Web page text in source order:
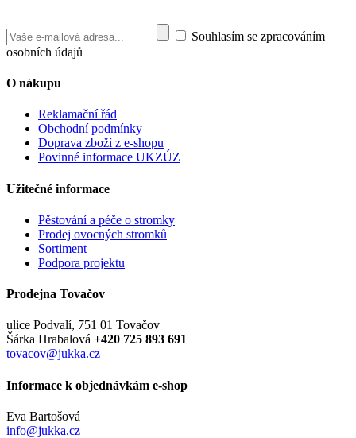
Souhlasím se zpracováním
osobních údajů
O nákupu
Reklamační řád
Obchodní podmínky
Doprava zboží z e-shopu
Povinné informace UKZÚZ
Užitečné informace
Pěstování a péče o stromky
Prodej ovocných stromků
Sortiment
Podpora projektu
Prodejna Tovačov
ulice Podvalí, 751 01 Tovačov
Šárka Hrabalová +420 725 893 691
tovacov@jukka.cz
Informace k objednávkám e-shop
Eva Bartošová
info@jukka.cz